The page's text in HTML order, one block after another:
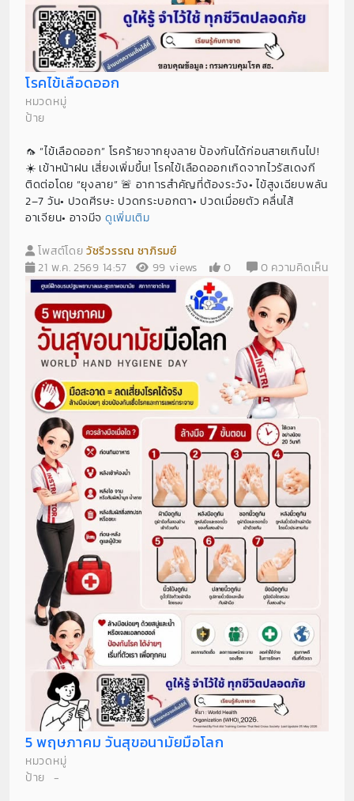
โรคไข้เลือดออก
หมวดหมู่
ป้าย
🦟 “ไข้เลือดออก” โรคร้ายจากยุงลาย ป้องกันได้ก่อนสายเกินไป!
☀️ เข้าหน้าฝน เสี่ยงเพิ่มขึ้น! โรคไข้เลือดออกเกิดจากไวรัสเดงกี
ติดต่อโดย “ยุงลาย” 🚨 อาการสำคัญที่ต้องระวัง• ไข้สูงเฉียบพลัน
2–7 วัน• ปวดศีรษะ ปวดกระบอกตา• ปวดเมื่อยตัว คลื่นไส้
อาเจียน• อาจมีจ ดูเพิ่มเติม
โพสต์โดยวัชรีวรรณ ชาภิรมย์
21 พ.ค. 2569 14:57
99 views 0 0 ความคิดเห็น
5 พฤษภาคม วันสุขอนามัยมือโลก
หมวดหมู่
ป้าย-